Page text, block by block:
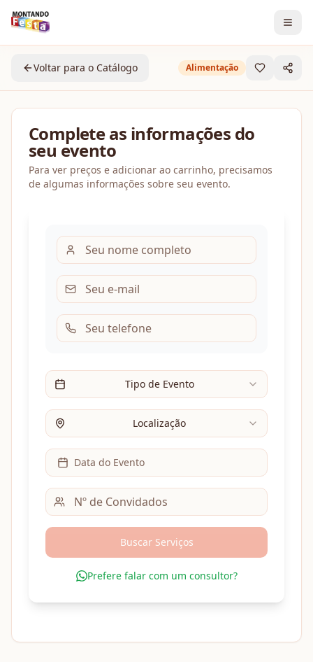
Voltar para o Catálogo Alimentação
Complete as informações do
seu evento
Para ver preços e adicionar ao carrinho, precisamos
de algumas informações sobre seu evento.
Tipo de Evento
Localização
Data do Evento
Buscar Serviços
Prefere falar com um consultor?